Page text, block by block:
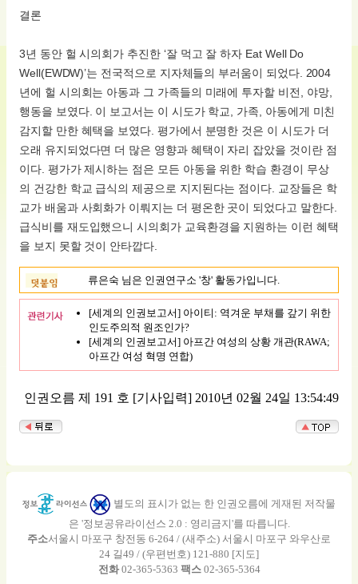
결론
3년 동안 헐 시의회가 추진한 ‘잘 먹고 잘 하자 Eat Well Do
Well(EWDW)’는 전국적으로 지자체들의 부러움이 되었다. 2004
년에 헐 시의회는 아동과 그 가족들의 미래에 투자할 비전, 야망,
행동을 보였다. 이 보고서는 이 시도가 학교, 가족, 아동에게 미친
감지할 만한 혜택을 보였다. 평가에서 분명한 것은 이 시도가 더
오래 유지되었다면 더 많은 영향과 혜택이 자리 잡았을 것이란 점
이다. 평가가 제시하는 점은 모든 아동을 위한 학습 환경이 무상
의 건강한 학교 급식의 제공으로 지지된다는 점이다. 교장들은 학
교가 배움과 사회화가 이뤄지는 더 평온한 곳이 되었다고 말한다.
급식비를 재도입했으니 시의회가 교육환경을 지원하는 이런 혜택
을 보지 못할 것이 안타깝다.
류은숙 님은 인권연구소 '창' 활동가입니다.
[세계의 인권보고서] 아이티: 역겨운 부채를 갚기 위한
인도주의적 원조인가?
[세계의 인권보고서] 아프간 여성의 상황 개관(RAWA;
아프간 여성 혁명 연합)
인권오름 제 191 호 [기사입력] 2010년 02월 24일 13:54:49
별도의 표시가 없는 한 인권오름에 게재된 저작물
은 '정보공유라이선스 2.0 : 영리금지'를 따릅니다.
주소서울시 마포구 창전동 6-264 / (새주소) 서울시 마포구 와우산로
24 길49 / (우편번호) 121-880 [지도]
전화02-365-5363 팩스02-365-5364